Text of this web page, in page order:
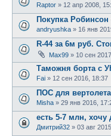
Raptor » 12 апр 2008,
Покупка Робинсон
andryushka » 16 янв
R-44 за 6м руб.
Max99 » 10 сен
Таможня борта с
Fai » 12 сен 2016, 18:37
ПОС для
Misha » 29 янв 2016,
есть 5-7 млн, хочу
Дмитрий32 » 03 авг